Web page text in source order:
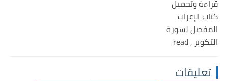
قراءة وتحميل
كتاب الإعراب
المفصل لسورة
التكوير , read
تعليقات